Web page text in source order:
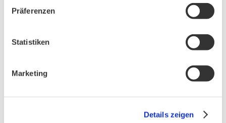
Präferenzen
Statistiken
Marketing
Details zeigen
AKTIV IN STADT UND LANDKREIS MÜNCHEN: